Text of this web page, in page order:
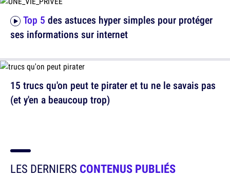
Top 5 des astuces hyper simples pour protéger
ses informations sur internet
15 trucs qu'on peut te pirater et tu ne le savais pas
(et y'en a beaucoup trop)
LES DERNIERS CONTENUS PUBLIÉS